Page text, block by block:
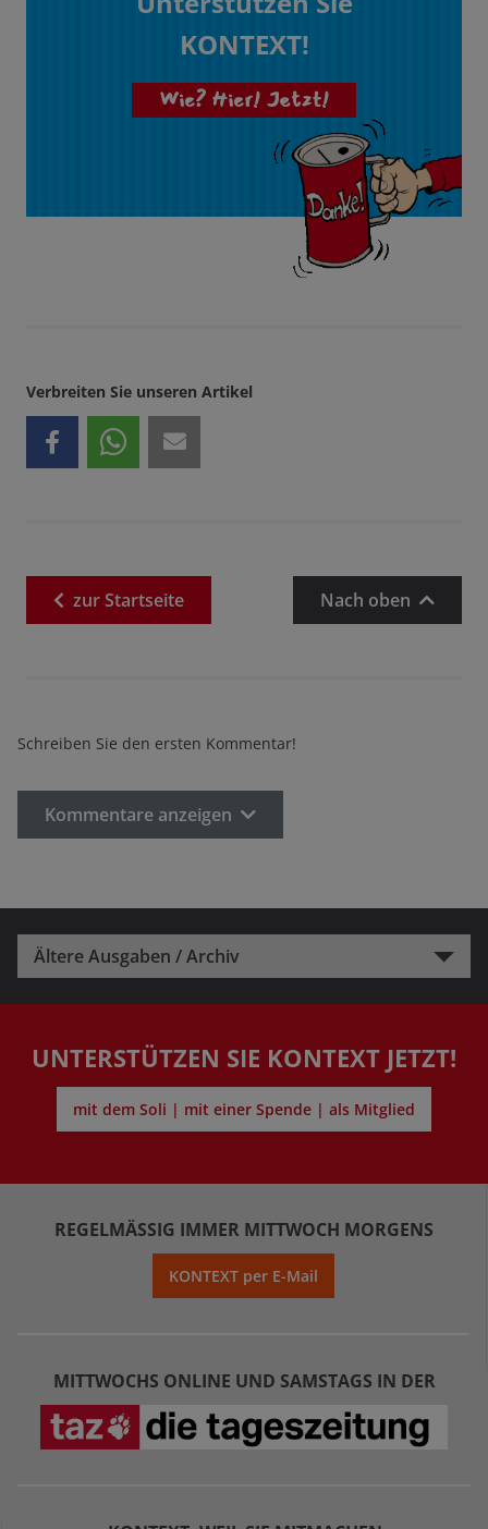
KONTEXT!
Wie? Hier! Jetzt!
Verbreiten Sie unseren Artikel
zurStartseite Nach oben
Schreiben Sie den ersten Kommentar!
Kommentare anzeigen
Ältere Ausgaben / Archiv
UNTERSTÜTZEN SIE KONTEXT JETZT!
mit dem Soli | mit einer Spende | als Mitglied
REGELMÄSSIG IMMER MITTWOCH MORGENS
KONTEXT per E-Mail
MITTWOCHS ONLINE UND SAMSTAGS IN DER